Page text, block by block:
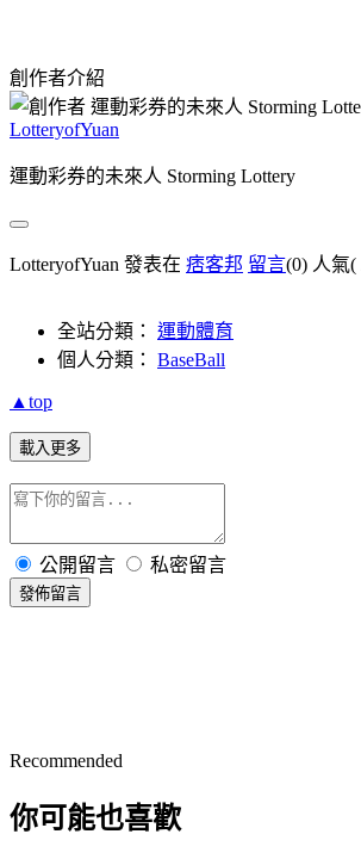
創作者介紹
LotteryofYuan
運動彩券的未來人 Storming Lottery
LotteryofYuan 發表在 痞客邦 留言(0) 人氣(
全站分類： 運動體育
個人分類： BaseBall
▲top
載入更多
公開留言 私密留言
發佈留言
Recommended
你可能也喜歡